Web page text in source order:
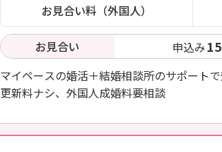
お見合い料（外国人）
お見合い 申込み
マイペースの婚活＋結婚相談所のサポート
更新料ナシ、外国人成婚料要相談